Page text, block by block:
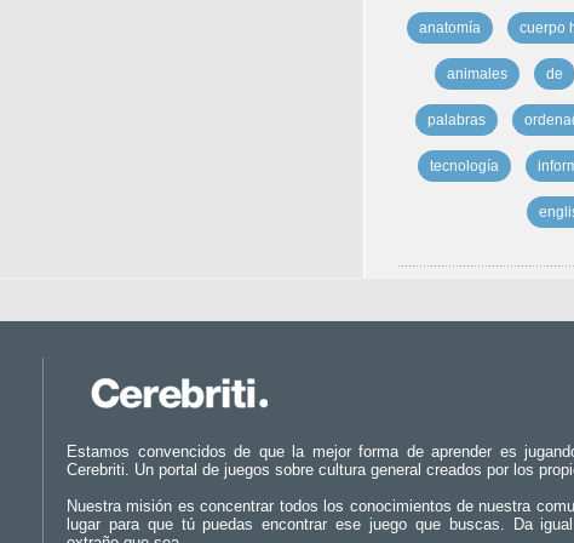
anatomía cuerpo
animales de
palabras
tecnología
Estamos convencidos de que la mejor forma de aprender es
Cerebriti. Un portal de juegos sobre cultura general creados por los
Nuestra misión es concentrar todos los conocimientos de nuestra
lugar para que tú puedas encontrar ese juego que buscas. Da